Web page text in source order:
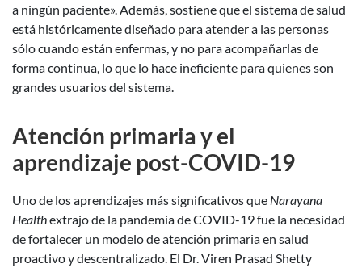
a ningún paciente». Además, sostiene que el sistema de salud
está históricamente diseñado para atender a las personas
sólo cuando están enfermas, y no para acompañarlas de
forma continua, lo que lo hace ineficiente para quienes son
grandes usuarios del sistema.
Atención primaria y el
aprendizaje post-COVID-19
Uno de los aprendizajes más significativos que Narayana
Healthextrajo de la pandemia de COVID-19 fue la necesidad
de fortalecer un modelo de atención primaria en salud
proactivo y descentralizado. El Dr. Viren Prasad Shetty